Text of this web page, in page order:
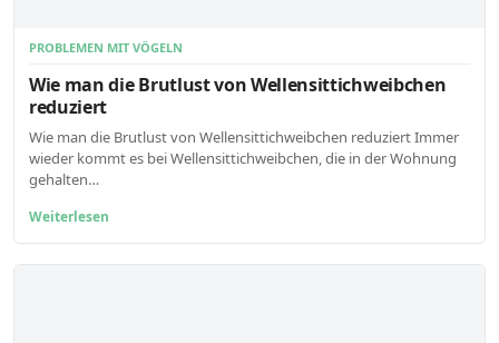
PROBLEMEN MIT VÖGELN
Wie man die Brutlust von Wellensittichweibchen
reduziert
Wie man die Brutlust von Wellensittichweibchen reduziert Immer
wieder kommt es bei Wellensittichweibchen, die in der Wohnung
gehalten…
Weiterlesen